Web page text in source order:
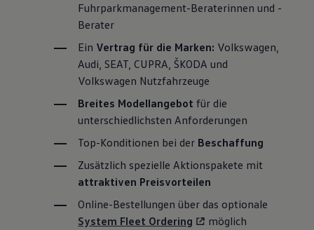
Fuhrparkmanagement-Beraterinnen und -
Berater
Ein Vertrag für die Marken: Volkswagen,
Audi, SEAT, CUPRA, ŠKODA und
Volkswagen Nutzfahrzeuge
Breites Modellangebot für die
unterschiedlichsten Anforderungen
Top-Konditionen bei der Beschaffung
Zusätzlich spezielle Aktionspakete mit
attraktiven Preisvorteilen
Online-Bestellungen über das optionale
System Fleet Ordering
möglich